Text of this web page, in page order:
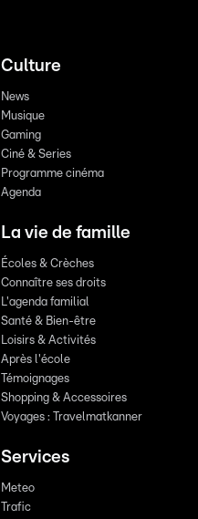
Culture
News
Musique
Gaming
Ciné & Series
Programme cinéma
Agenda
La vie de famille
Écoles & Crèches
Connaître ses droits
L'agenda familial
Santé & Bien-être
Loisirs & Activités
Après l'école
Témoignages
Shopping & Accessoires
Voyages : Travelmatkanner
Services
Meteo
Trafic